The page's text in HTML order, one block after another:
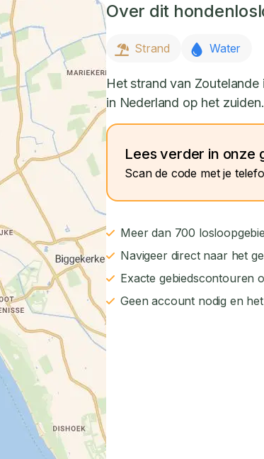
Over dit
Strand Water
Het strand van
in Nederland op het
Lees verder in onze
Scan de code met je
Meer dan 700
Navigeer direct naar het
Exacte gebiedscontouren
Geen account nodig en